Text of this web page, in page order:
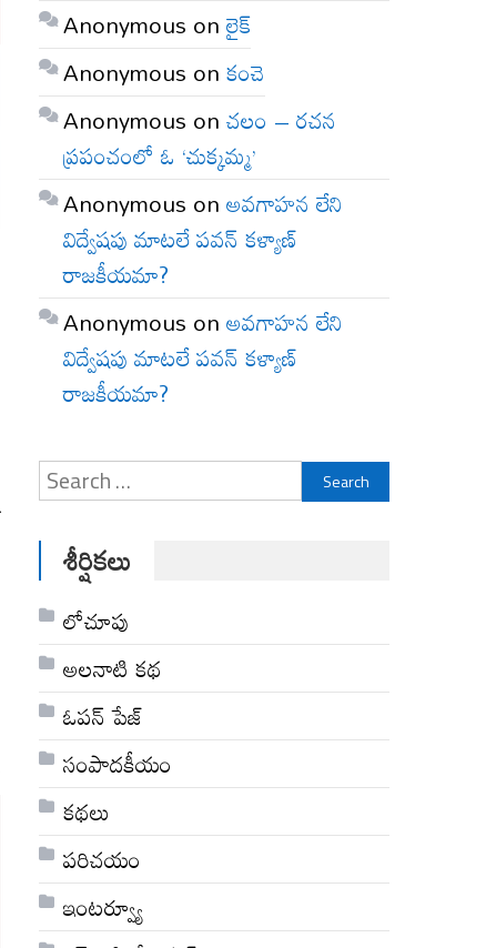
Anonymous onలైక్
Anonymous onకంచె
Anonymous onచలం – రచన
ప్రపంచంలో ఓ ‘చుక్కమ్మ’
Anonymous onఅవగాహన లేని
విద్వేషపు మాటలే పవన్ కళ్యాణ్
రాజకీయమా?
Anonymous onఅవగాహన లేని
విద్వేషపు మాటలే పవన్ కళ్యాణ్
రాజకీయమా?
Search
for:
శీర్షికలు
లోచూపు
అల‌నాటి క‌థ‌
ఓపన్ పేజ్
సంపాదకీయం
కథలు
పరిచయం
ఇంటర్వ్యూ